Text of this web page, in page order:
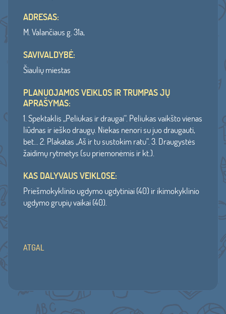
ADRESAS:
M. Valančiaus g. 31a,
SAVIVALDYBĖ:
Šiaulių miestas
PLANUOJAMOS VEIKLOS IR TRUMPAS JŲ
APRAŠYMAS:
1. Spektaklis „Peliukas ir draugai“. Peliukas vaikšto vienas
liūdnas ir ieško draugų. Niekas nenori su juo draugauti,
bet... 2. Plakatas „Aš ir tu sustokim ratu“. 3. Draugystės
žaidimų rytmetys (su priemonėmis ir kt.).
KAS DALYVAUS VEIKLOSE:
Priešmokyklinio ugdymo ugdytiniai (40) ir ikimokyklinio
ugdymo grupių vaikai (40).
ATGAL